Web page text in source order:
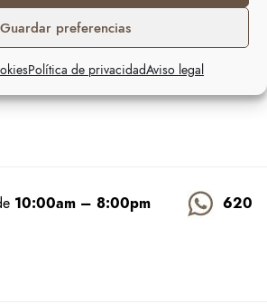
Guardar preferencias
Política de privacidadAviso legal
grecas, Cartera caballero piel HC
10:00am – 8:00pm
620